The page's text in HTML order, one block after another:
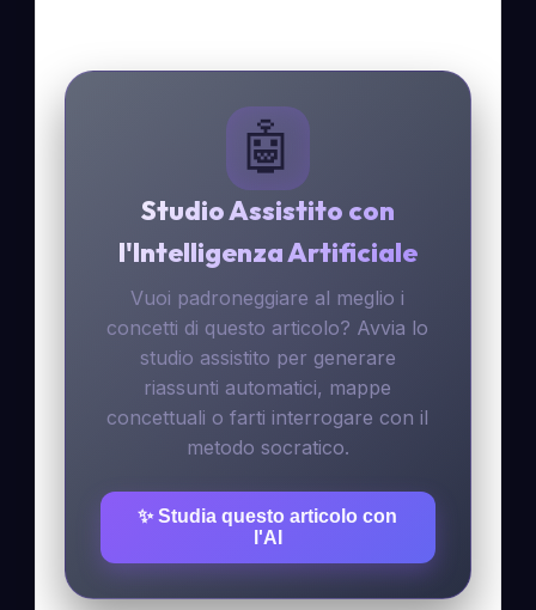
🤖
Studio Assistito con
l'Intelligenza Artificiale
Vuoi padroneggiare al meglio i
concetti di questo articolo? Avvia lo
studio assistito per generare
riassunti automatici, mappe
concettuali o farti interrogare con il
metodo socratico.
✨ Studia questo articolo con
l'AI